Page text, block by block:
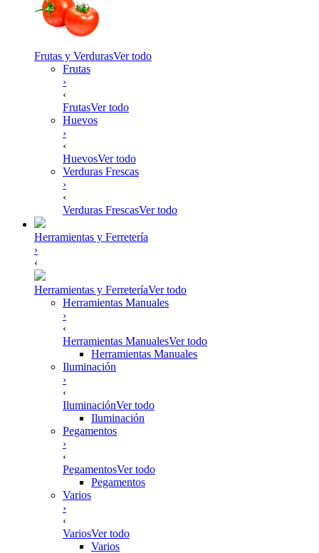
Frutas y VerdurasVer todo
Frutas
›
‹
FrutasVer todo
Huevos
›
‹
HuevosVer todo
Verduras Frescas
›
‹
Verduras FrescasVer todo
Herramientas y Ferretería
›
‹
Herramientas y FerreteríaVer todo
Herramientas Manuales
›
‹
Herramientas ManualesVer todo
Herramientas Manuales
Iluminación
›
‹
IluminaciónVer todo
Iluminación
Pegamentos
›
‹
PegamentosVer todo
Pegamentos
Varios
›
‹
VariosVer todo
Varios